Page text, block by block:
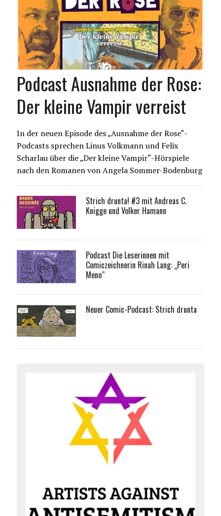
Podcast Ausnahme der Rose:
Der kleine Vampir verreist
In der neuen Episode des „Ausnahme der Rose“-
Podcasts sprechen Linus Volkmann und Felix
Scharlau über die „Der kleine Vampir“-Hörspiele
nach den Romanen von Angela Sommer-Bodenburg
Strich drunta! #3 mit Andreas C.
Knigge und Volker Hamann
Podcast Die Leserinnen mit
Comiczeichnerin Rinah Lang: „Peri
Meno“
Neuer Comic-Podcast: Strich drunta